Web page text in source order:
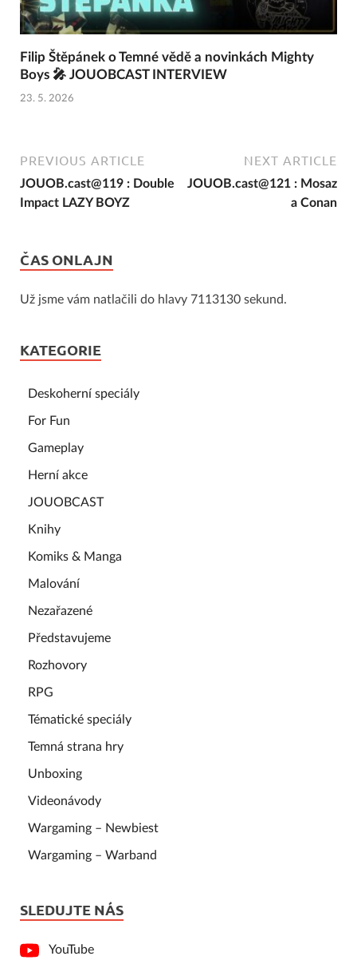
Filip Štěpánek o Temné vědě a novinkách Mighty
Boys 🎤 JOUOBCAST INTERVIEW
23. 5. 2026
PREVIOUS ARTICLE
JOUOB.cast@119 : Double
Impact LAZY BOYZ
NEXT ARTICLE
JOUOB.cast@121 : Mosaz
a Conan
ČAS ONLAJN
Už jsme vám natlačili do hlavy 7113130 sekund.
KATEGORIE
Deskoherní speciály
For Fun
Gameplay
Herní akce
JOUOBCAST
Knihy
Komiks & Manga
Malování
Nezařazené
Představujeme
Rozhovory
RPG
Tématické speciály
Temná strana hry
Unboxing
Videonávody
Wargaming – Newbiest
Wargaming – Warband
SLEDUJTE NÁS
YouTube